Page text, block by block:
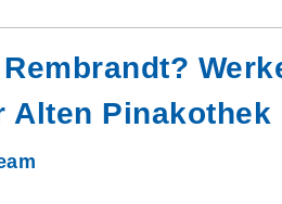
Alten Pinakothek